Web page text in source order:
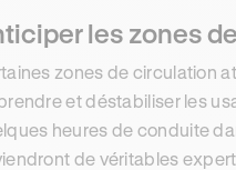
les zones
zones de circulation
et déstabiliser les
heures de conduite
de véritables